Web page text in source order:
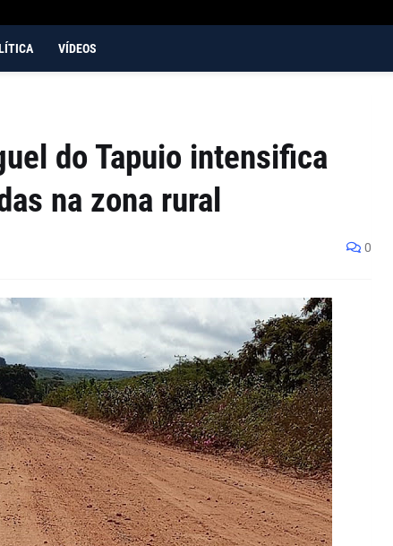
VÍDEOS
do Tapuio intensifica
na zona rural
0